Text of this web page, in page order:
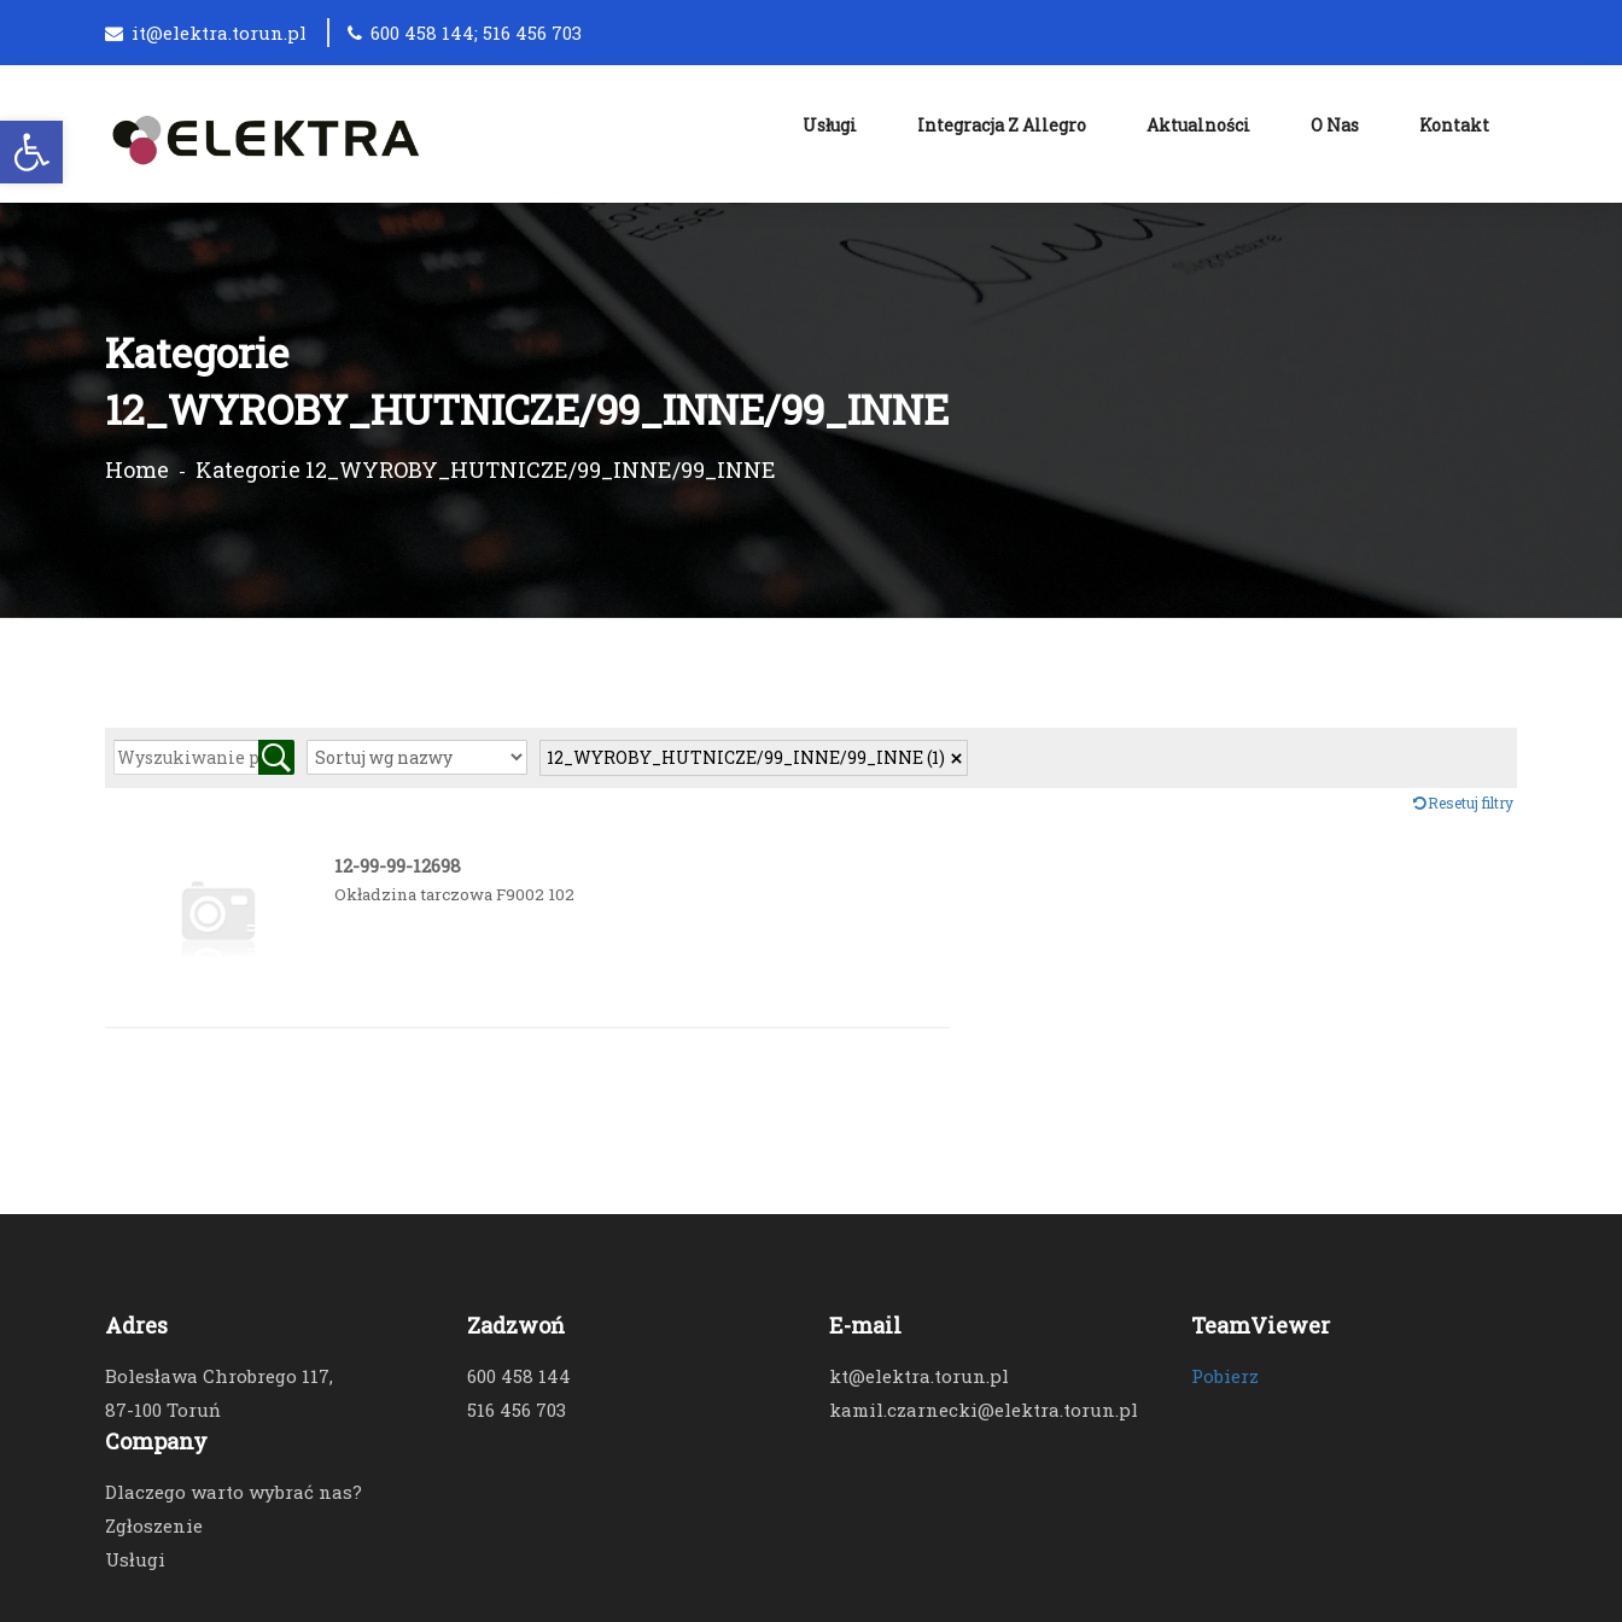
Otwórz pasek narzędzi
it@elektra.torun.pl 600 458 144; 516 456 703
Usługi Integracja Z Allegro Aktualności O Nas Kontakt
Kategorie
12_WYROBY_HUTNICZE/99_INNE/99_INNE
Home Kategorie 12_WYROBY_HUTNICZE/99_INNE/99_INNE
12_WYROBY_HUTNICZE/99_INNE/99_INNE(1)
Resetuj filtry
12-99-99-12698
Okładzina tarczowa F9002 102
Adres
Bolesława Chrobrego 117,
87-100 Toruń
Company
Dlaczego warto wybrać nas?
Zgłoszenie
Usługi
Zadzwoń
600 458 144
516 456 703
E-mail
kt@elektra.torun.pl
kamil.czarnecki@elektra.torun.pl
TeamViewer
Pobierz